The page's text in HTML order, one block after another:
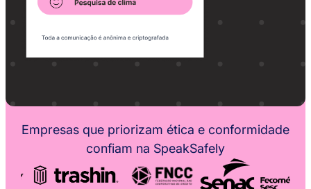
Empresas que priorizam ética e conformidade
confiam na SpeakSafely